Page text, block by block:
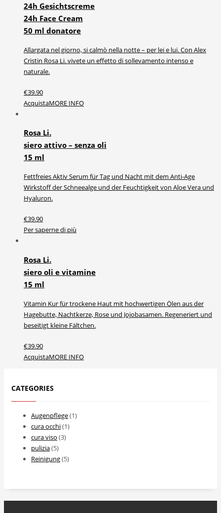
24h Gesichtscreme
24h Face Cream
50 ml donatore
Allargata nel giorno, si calmò nella notte – per lei e lui. Con Alex
Cristin Rosa Li. vivete un effetto di sollevamento intenso e
naturale.
€39.90
AcquistaMORE INFO
Rosa Li.
siero attivo – senza oli
15 ml
Fettfreies Aktiv Serum für Tag und Nacht mit dem Anti-Age
Wirkstoff der Schneealge und der Feuchtigkeit von Aloe Vera und
Hyaluron.
€39.90
Per saperne di più
Rosa Li.
siero oli e vitamine
15 ml
Vitamin Kur für trockene Haut mit hochwertigen Ölen aus der
Hagebutte, Nachtkerze, Rose und Jojobasamen. Regeneriert und
beseitigt kleine Fältchen.
€39.90
AcquistaMORE INFO
CATEGORIES
Augenpflege(1)
cura occhi(1)
cura viso (3)
pulizia(5)
Reinigung(5)